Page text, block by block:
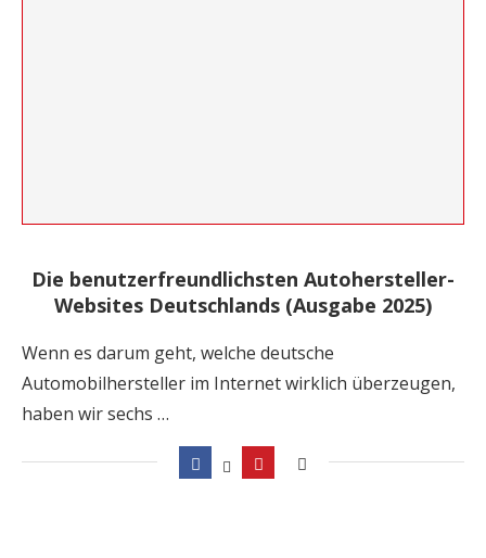
Die benutzerfreundlichsten Autohersteller-
Websites Deutschlands (Ausgabe 2025)
Wenn es darum geht, welche deutsche
Automobilhersteller im Internet wirklich überzeugen,
haben wir sechs …